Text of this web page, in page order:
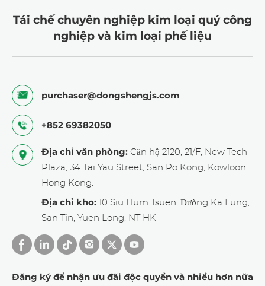
Tái chế chuyên nghiệp kim loại quý công
nghiệp và kim loại phế liệu
purchaser@dongshengjs.com
+852 69382050
Địa chỉ văn phòng: Căn hộ 2120, 21/F, New Tech
Plaza, 34 Tai Yau Street, San Po Kong, Kowloon,
Hong Kong.
Địa chỉ kho: 10 Siu Hum Tsuen, Đường Ka Lung,
San Tin, Yuen Long, NT HK
Đăng ký để nhận ưu đãi độc quyền và nhiều hơn nữa